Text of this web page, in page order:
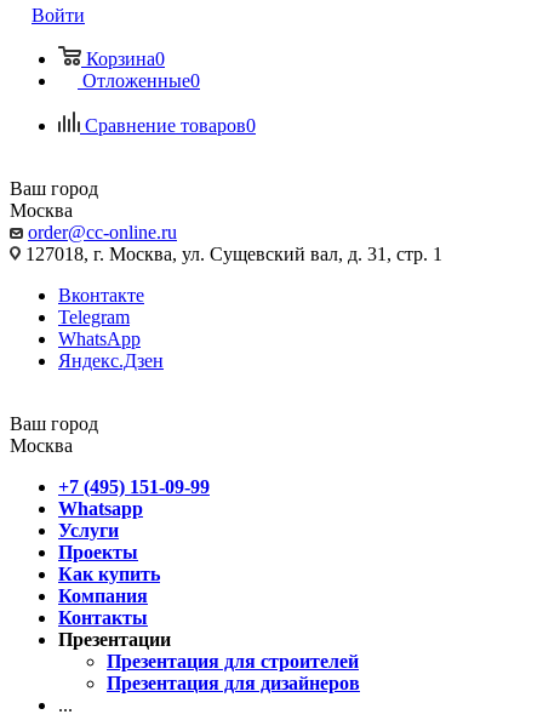
Войти
Корзина0
Отложенные0
Сравнение товаров0
Ваш город
Москва
order@cc-online.ru
127018, г. Москва, ул. Сущевский вал, д. 31, стр. 1
Вконтакте
Telegram
WhatsApp
Яндекс.Дзен
Ваш город
Москва
+7 (495) 151-09-99
Whatsapp
Услуги
Проекты
Как купить
Компания
Контакты
Презентации
Презентация для строителей
Презентация для дизайнеров
...